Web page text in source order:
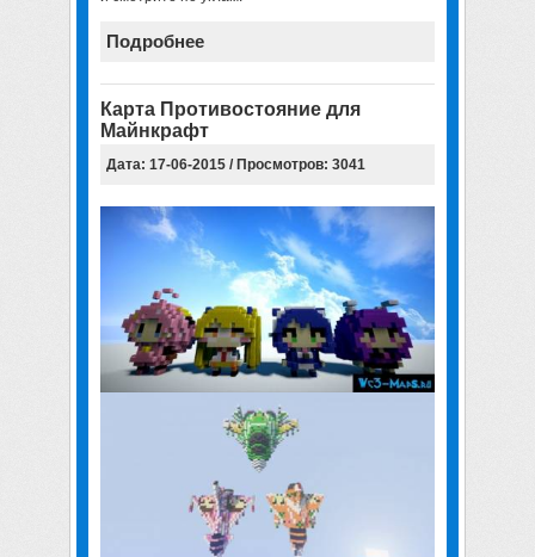
Подробнее
Карта Противостояние для
Майнкрафт
Дата: 17-06-2015 / Просмотров: 3041